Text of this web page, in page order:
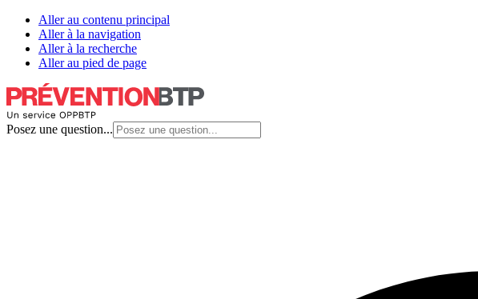
Aller au contenu principal
Aller à la navigation
Aller à la recherche
Aller au pied de page
Posez une question...